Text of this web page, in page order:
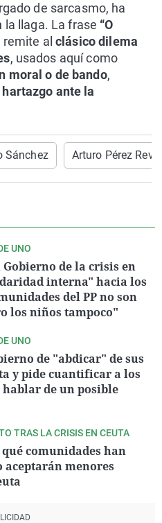
de sarcasmo, ha
la llaga. La frase “O
remite al clásico dilema
, usados aquí como
moral o de bando,
hartazgo ante la
Sánchez Arturo Pérez
UNO
de la crisis en
interna" hacia los
del PP no son
los niños tampoco"
UNO
de "abdicar" de sus
y pide cuantificar a los
hablar de un posible
TRAS LA CRISIS EN CEUTA
comunidades han
aceptarán menores